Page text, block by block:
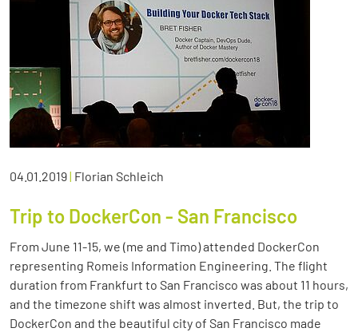
04.01.2019| Florian Schleich
Trip to DockerCon - San Francisco
From June 11-15, we (me and Timo) attended DockerCon
representing Romeis Information Engineering. The flight
duration from Frankfurt to San Francisco was about 11 hours,
and the timezone shift was almost inverted. But, the trip to
DockerCon and the beautiful city of San Francisco made